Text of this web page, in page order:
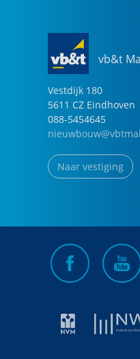
vb&t
Vestdijk 180
5611 CZ Eindhoven
088-5454645
Naar vestiging